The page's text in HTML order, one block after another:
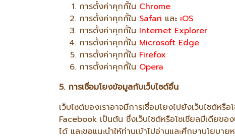
การตั้งค่าคุกกี้ใน Chrome
การตั้งค่าคุกกี้ใน Safari และ iOS
การตั้งค่าคุกกี้ใน Internet Explorer
การตั้งค่าคุกกี้ใน Microsoft Edge
การตั้งค่าคุกกี้ใน Firefox
การตั้งค่าคุกกี้ใน Opera
5. การเชื่อมโยงข้อมูลกับเว็บไซต์อื่น
เว็บไซต์ของเราอาจมีการเชื่อมโยงไปยังเว็บไซต์ห
Facebook เป็นต้น ซึ่งเว็บไซต์หรือโซเชียลมีเดียข
ได้ และขอแนะนำให้ท่านเข้าไปอ่านและศึกษานโยบ